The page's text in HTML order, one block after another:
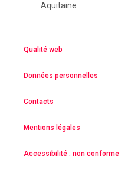
Aquitaine
Qualité web
Données personnelles
Contacts
Mentions légales
Accessibilité : non conforme